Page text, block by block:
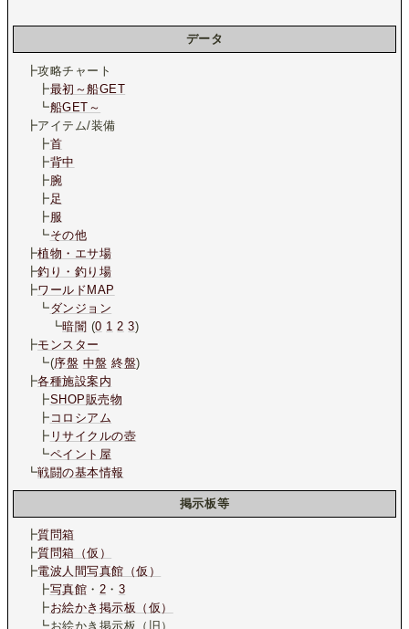
データ
┣攻略チャート
┣最初～船GET
┗船GET～
┣アイテム/装備
┣首
┣背中
┣腕
┣ 足
┣服
┗その他
┣植物・エサ場
┣釣り・釣り場
┣ワールドMAP
┗ダンジョン
┗暗闇 (0 1 2 3)
┣モンスター
┗(序盤 中盤 終盤)
┣各種施設案内
┣SHOP販売物
┣ コロシアム
┣ リサイクルの壺
┗ペイント屋
┗戦闘の基本情報
掲示板等
┣質問箱
┣質問箱（仮）
┣電波人間写真館（仮）
┣写真館 ・ 2 ・ 3
┣お絵かき掲示板（仮）
┗お絵かき掲示板（旧）